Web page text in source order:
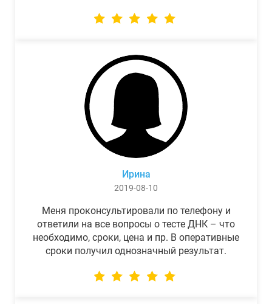
Ирина
2019-08-10
Меня проконсультировали по телефону и
ответили на все вопросы о тесте ДНК – что
необходимо, сроки, цена и пр. В оперативные
сроки получил однозначный результат.